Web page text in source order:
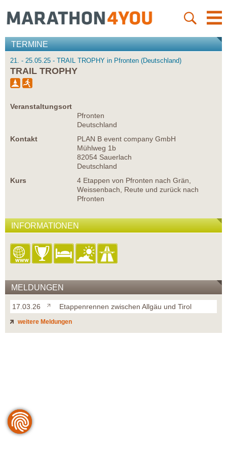
TERMINE
21. - 25.05.25 - TRAIL TROPHY in Pfronten (Deutschland)
TRAIL TROPHY
Veranstaltungsort
Pfronten
Deutschland
Kontakt
PLAN B event company GmbH
Mühlweg 1b
82054 Sauerlach
Deutschland
Kurs
4 Etappen von Pfronten nach Grän,
Weissenbach, Reute und zurück nach
Pfronten
INFORMATIONEN
MELDUNGEN
17.03.26 Etappenrennen zwischen Allgäu und Tirol
weitere Meldungen